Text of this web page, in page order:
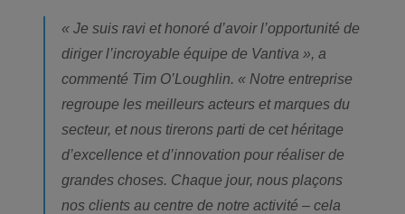
« Je suis ravi et honoré d’avoir l’opportunité de
diriger l’incroyable équipe de Vantiva », a
commenté Tim O’Loughlin. « Notre entreprise
regroupe les meilleurs acteurs et marques du
secteur, et nous tirerons parti de cet héritage
d’excellence et d’innovation pour réaliser de
grandes choses. Chaque jour, nous plaçons
nos clients au centre de notre activité – cela